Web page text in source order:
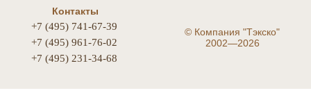
Контакты
+7 (495) 741-67-39
+7 (495) 961-76-02
+7 (495) 231-34-68
© Компания "Тэкско"
2002—2026